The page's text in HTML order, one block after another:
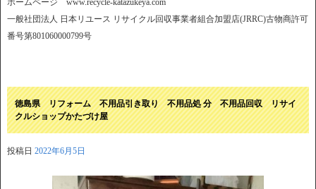
ホームページ www.recycle-katazukeya.com
一般社団法人 日本リユース リサイクル回収事業者組合加盟店(JRRC)古物商許可
番号第801060000799号
徳島県 リフォーム 不用品引き取り 不用品処 分 不用品回収 リサイ
クルショップかたづけ屋
投稿日 2022年6月5日